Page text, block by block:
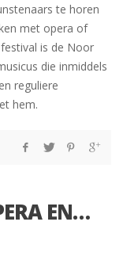
te horen
met opera of
is de Noor
die inmiddels
reguliere
hem.
EN…